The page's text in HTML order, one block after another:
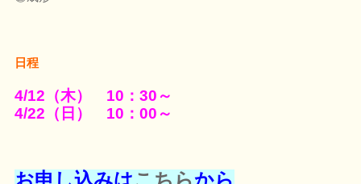
日程
4/12（木） 10：30～
4/22（日） 10：00～